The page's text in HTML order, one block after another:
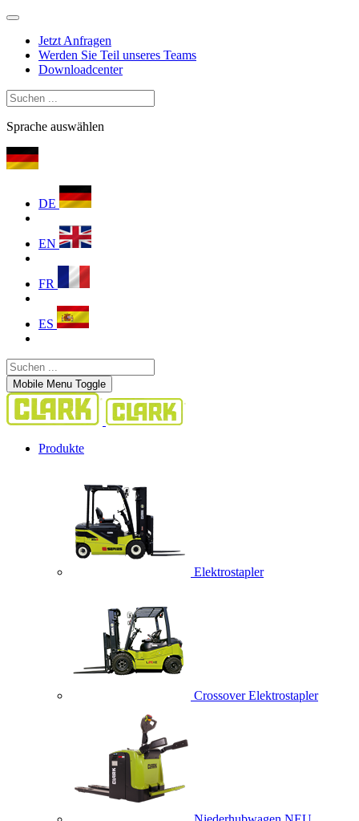
Jetzt Anfragen
Werden Sie Teil unseres Teams
Downloadcenter
Sprache auswählen
DE
EN
FR
ES
Mobile Menu Toggle
Produkte
Elektrostapler
Crossover Elektrostapler